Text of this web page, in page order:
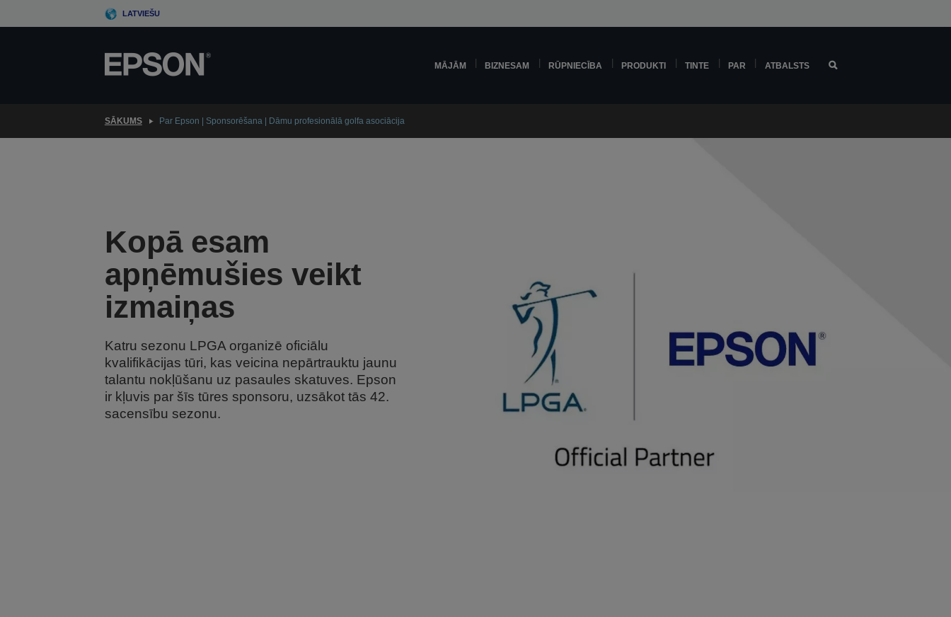
to
LATVIEŠU
MĀJĀM BIZNESAM RŪPNIECĪBA PRODUKTI TINTE PAR ATBALSTS
SĀKUMS Par Epson | Sponsorēšana | Dāmu profesionālā golfa asociācija
Kopā esam
apņēmušies veikt
izmaiņas
Katru sezonu LPGA organizē oficiālu
kvalifikācijas tūri, kas veicina nepārtrauktu jaunu
talantu nokļūšanu uz pasaules skatuves. Epson
ir kļuvis par šīs tūres sponsoru, uzsākot tās 42.
sacensību sezonu.